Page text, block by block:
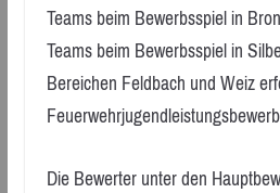
Teams beim Bewerbsspiel in
Teams beim Bewerbsspiel in
Bereichen Feldbach und Weiz
Die Bewerter unter den